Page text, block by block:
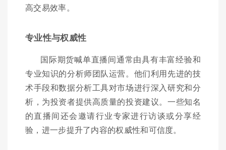
高交易效率。
专业性与权威性
国际期货喊单直播间通常由具有丰富经验和
专业知识的分析师团队运营。他们利用先进的技
术手段和数据分析工具对市场进行深入研究和分
析，为投资者提供高质量的投资建议。一些知名
的直播间还会邀请行业专家进行访谈或分享经
验，进一步提升了内容的权威性和可信度。